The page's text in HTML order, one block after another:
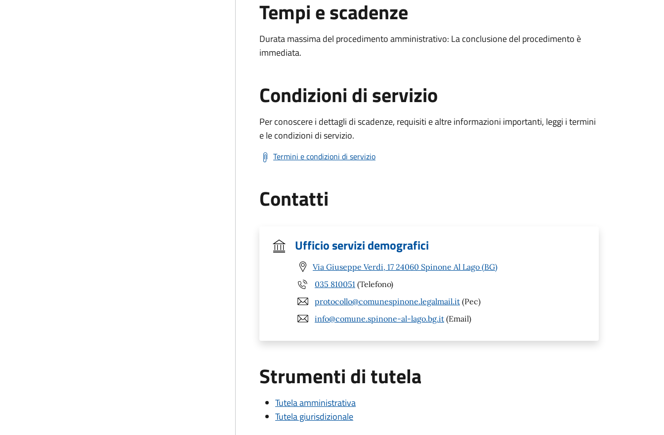
Tempi e scadenze
Durata massima del procedimento amministrativo: La conclusione del procedimento è
immediata.
Condizioni di servizio
Per conoscere i dettagli di scadenze, requisiti e altre informazioni importanti, leggi i termini
e le condizioni di servizio.
Termini e condizioni di servizio
Contatti
Ufficio servizi demografici
Via Giuseppe Verdi, 17 24060 Spinone Al Lago (BG)
035 810051 (Telefono)
protocollo@comunespinone.legalmail.it (Pec)
info@comune.spinone-al-lago.bg.it (Email)
Strumenti di tutela
Tutela amministrativa
Tutela giurisdizionale